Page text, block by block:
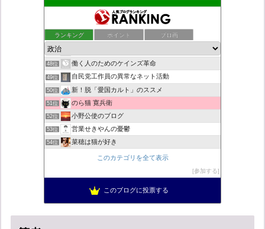
ランキング ポイント ブロ画
ついっちゃが速報
こんなニュースにでくわした
46位 ネトウヨにゅーす。
47位
48位 働く人のためのケインズ革命
49位 自民党工作員の異常なネット活動
50位 新！脱「愛国カルト」のススメ
51位 のら猫 寛兵衛
52位 小野公使のブログ
53位 営業せきやんの憂鬱
54位 菜穂は猫が好き
ブリキ屋
このカテゴリを全て表示
参加する
このブログに投票する